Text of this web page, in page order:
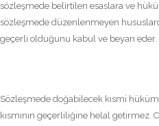
sözleşmede belirtilen esaslara ve
sözleşmede düzenlenmeyen
geçerli olduğunu kabul ve beyan eder.
Sözleşmede doğabilecek kısmi
kısmının geçerliliğine helal getirmez.